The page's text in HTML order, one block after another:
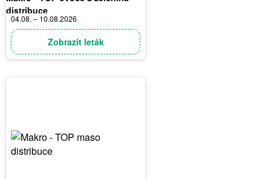
distribuce
04.08. – 10.08.2026
Zobrazit leták